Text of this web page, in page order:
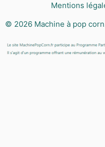
Mentions
© 2026 Machine à pop corn